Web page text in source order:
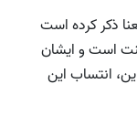
ذکر کرده است
است و ایشان
انتساب این